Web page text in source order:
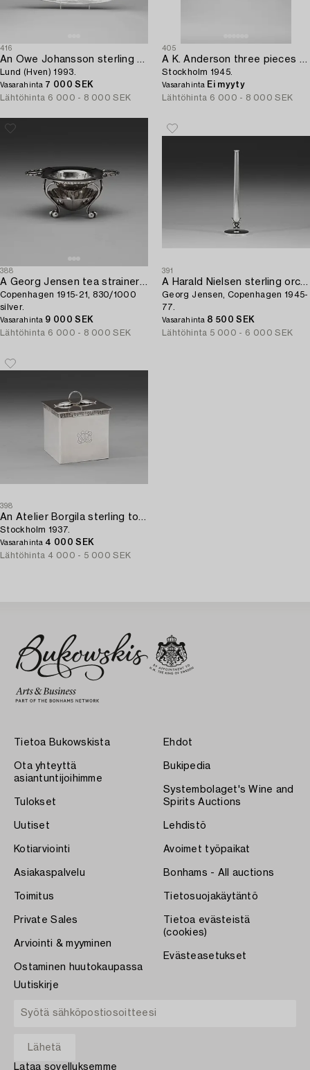
416
An Owe Johansson sterling bowl,
Lund (Hven) 1993.
Vasarahinta 7 000 SEK
Lähtöhinta 6 000 - 8 000 SEK
405
A K. Anderson three pieces set of coffee service,
Stockholm 1945.
Vasarahinta Ei myyty
Lähtöhinta 6 000 - 8 000 SEK
388
A Georg Jensen tea strainer on stand,
Copenhagen 1915-21, 830/1000
silver.
Vasarahinta 9 000 SEK
Lähtöhinta 6 000 - 8 000 SEK
391
A Harald Nielsen sterling orchid vase,
Georg Jensen, Copenhagen 1945-
77.
Vasarahinta 8 500 SEK
Lähtöhinta 5 000 - 6 000 SEK
398
An Atelier Borgila sterling tobacco jar,
Stockholm 1937.
Vasarahinta 4 000 SEK
Lähtöhinta 4 000 - 5 000 SEK
Tietoa Bukowskista
Ota yhteyttä
asiantuntijoihimme
Tulokset
Uutiset
Kotiarviointi
Asiakaspalvelu
Toimitus
Private Sales
Arviointi & myyminen
Ostaminen huutokaupassa
Ehdot
Bukipedia
Systembolaget's Wine and
Spirits Auctions
Lehdistö
Avoimet työpaikat
Bonhams - All auctions
Tietosuojakäytäntö
Tietoa evästeistä
(cookies)
Evästeasetukset
Uutiskirje
Lataa sovelluksemme